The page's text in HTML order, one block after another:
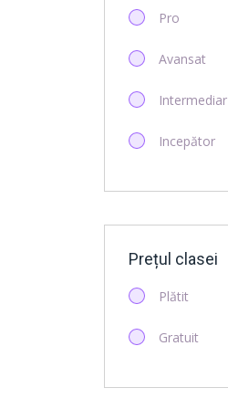
Pro
Avansat
Intermediar
Incepător
Prețul clasei
Plătit
Gratuit